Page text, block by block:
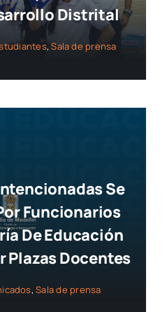
Distrital
,Sala de prensa
Se
Funcionarios
De Educación
Plazas Docentes
,Sala de prensa